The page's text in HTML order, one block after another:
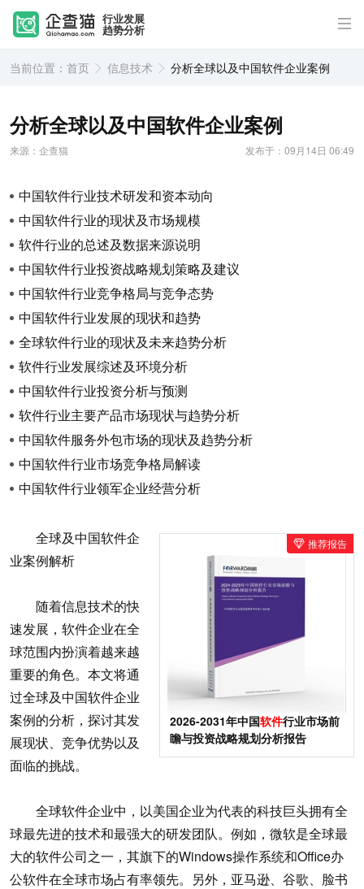
行业发展
趋势分析
当前位置： 首页 信息技术 分析全球以及中国软件企业案例
分析全球以及中国软件企业案例
来源：企查猫 发布于：09月14日 06:49
中国软件行业技术研发和资本动向
中国软件行业的现状及市场规模
软件行业的总述及数据来源说明
中国软件行业投资战略规划策略及建议
中国软件行业竞争格局与竞争态势
中国软件行业发展的现状和趋势
全球软件行业的现状及未来趋势分析
软件行业发展综述及环境分析
中国软件行业投资分析与预测
软件行业主要产品市场现状与趋势分析
中国软件服务外包市场的现状及趋势分析
中国软件行业市场竞争格局解读
中国软件行业领军企业经营分析
推荐报告
2026-2031年中国软件行业市场前
瞻与投资战略规划分析报告
全球及中国软件企
业案例解析
随着信息技术的快
速发展，软件企业在全
球范围内扮演着越来越
重要的角色。本文将通
过全球及中国软件企业
案例的分析，探讨其发
展现状、竞争优势以及
面临的挑战。
全球软件企业中，以美国企业为代表的科技巨头拥有全
球最先进的技术和最强大的研发团队。例如，微软是全球最
大的软件公司之一，其旗下的Windows操作系统和Office办
公软件在全球市场占有率领先。另外，亚马逊、谷歌、脸书